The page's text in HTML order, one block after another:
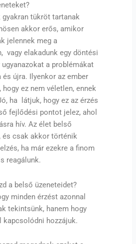
gyakran tükröt tartanak
akkor erős, amikor
jelennek meg a
vagy elakadunk egy döntési
ugyanazokat a problémákat
újra. Ilyenkor az ember
hogy ez nem véletlen, ennek
ha látjuk, hogy ez az érzés
fejlődési pontot jelez, ahol
hív. Az élet belső
és csak akkor történik
ha már ezekre a finom
reagálunk.
a belső üzeneteidet?
minden érzést azonnal
tekintsünk, hanem hogy
kapcsolódni hozzájuk.